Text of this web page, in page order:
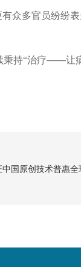
有众多官员纷纷
秉持“治疗——让
国原创技术普惠全